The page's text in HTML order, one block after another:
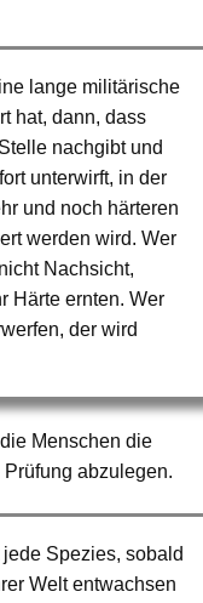
lange militärische
hat, dann, dass
nachgibt und
unterwirft, in der
und noch härteren
werden wird. Wer
Nachsicht,
Härte ernten. Wer
der wird
Menschen die
abzulegen.
Spezies, sobald
Welt entwachsen